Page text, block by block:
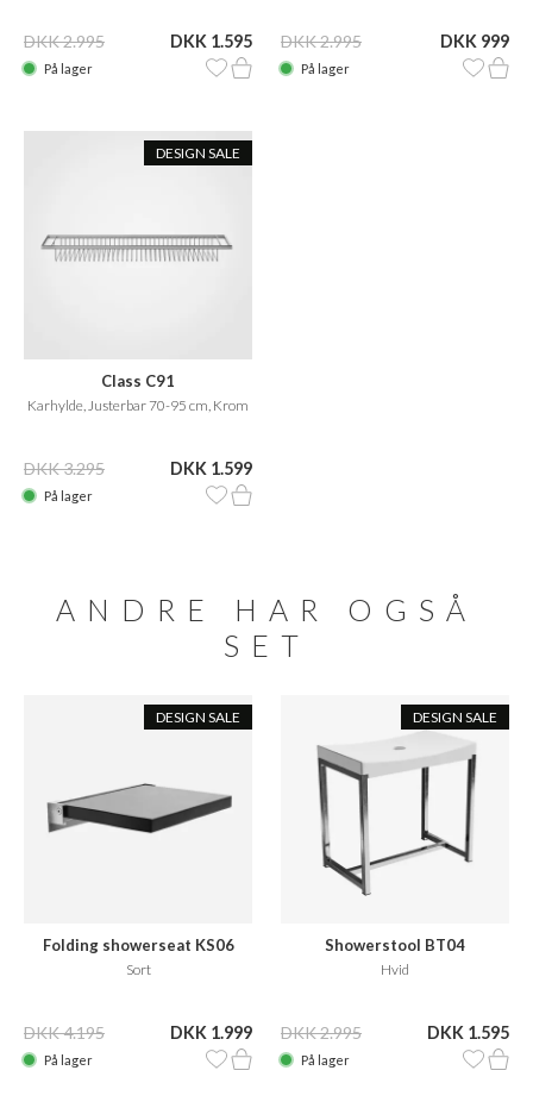
DKK 2.995 DKK 1.595
På lager
DKK 2.995 DKK 999
På lager
DESIGN SALE
Class C91
Karhylde, Justerbar 70-95 cm, Krom
DKK 3.295 DKK 1.599
På lager
ANDRE HAR OGSÅ
SET
DESIGN SALE
Folding showerseat KS06
Sort
DKK 4.195 DKK 1.999
På lager
DESIGN SALE
Showerstool BT04
Hvid
DKK 2.995 DKK 1.595
På lager